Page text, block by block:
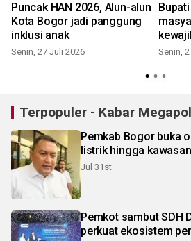
Puncak HAN 2026, Alun-alun
Kota Bogor jadi panggung
inklusi anak
Senin, 27 Juli 2026 Senin,
Terpopuler - Kabar
Pemkab Bogor buka
listrik hingga
Jul 31st
Pemkot sambut SDH
perkuat ekosistem